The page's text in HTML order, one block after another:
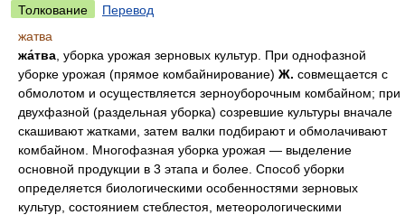
Толкование
Перевод
жатва
жа́тва , уборка урожая зерновых культур. При однофазной
уборке урожая (прямое комбайнирование) Ж. совмещается с
обмолотом и осуществляется зерноуборочным комбайном; при
двухфазной (раздельная уборка) созревшие культуры вначале
скашивают жатками, затем валки подбирают и обмолачивают
комбайном. Многофазная уборка урожая — выделение
основной продукции в 3 этапа и более. Способ уборки
определяется биологическими особенностями зерновых
культур, состоянием стеблестоя, метеорологическими